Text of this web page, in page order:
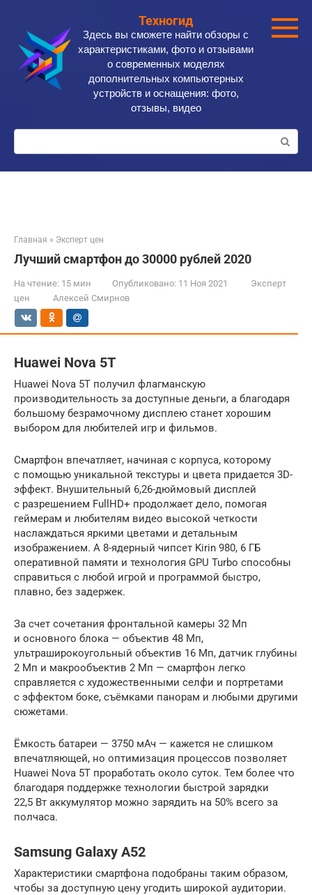
контенту
Техногид
Здесь вы сможете найти обзоры с
характеристиками, фото и отзывами
о современных моделях
дополнительных компьютерных
устройств и оснащения: фото,
отзывы, видео
Поиск:
Главная » Эксперт цен
Лучший смартфон до 30000 рублей 2020
На чтение: 15 мин Опубликовано: 11 Ноя 2021
Эксперт
цен
Алексей Смирнов
Huawei Nova 5T
Huawei Nova 5T получил флагманскую
производительность за доступные деньги, а благодаря
большому безрамочному дисплею станет хорошим
выбором для любителей игр и фильмов.
Смартфон впечатляет, начиная с корпуса, которому
с помощью уникальной текстуры и цвета придается 3D-
эффект. Внушительный 6,26-дюймовый дисплей
с разрешением FullHD+ продолжает дело, помогая
геймерам и любителям видео высокой четкости
наслаждаться яркими цветами и детальным
изображением. А 8-ядерный чипсет Kirin 980, 6 ГБ
оперативной памяти и технология GPU Turbo способны
справиться с любой игрой и программой быстро,
плавно, без задержек.
За счет сочетания фронтальной камеры 32 Мп
и основного блока — объектив 48 Мп,
ультраширокоугольный объектив 16 Мп, датчик глубины
2 Мп и макрообъектив 2 Мп — смартфон легко
справляется с художественными селфи и портретами
с эффектом боке, съёмками панорам и любыми другими
сюжетами.
Ёмкость батареи — 3750 мАч — кажется не слишком
впечатляющей, но оптимизация процессов позволяет
Huawei Nova 5T проработать около суток. Тем более что
благодаря поддержке технологии быстрой зарядки
22,5 Вт аккумулятор можно зарядить на 50% всего за
полчаса.
Samsung Galaxy A52
Характеристики смартфона подобраны таким образом,
чтобы за доступную цену угодить широкой аудитории.